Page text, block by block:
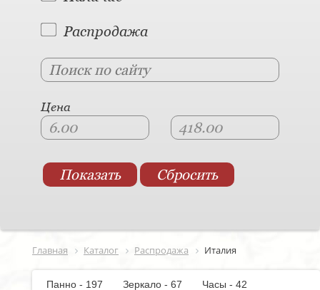
Распродажа
Цена
Главная Каталог Распродажа Италия
Панно - 197 Зеркало - 67
Часы - 42